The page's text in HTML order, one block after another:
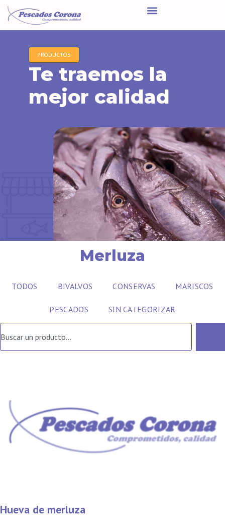
PRODUCTOS
Te traemos la
mejor calidad
Merluza
TODOS BIVALVOS CONSERVAS MARISCOS
PESCADOS SIN CATEGORIZAR
Hueva de merluza